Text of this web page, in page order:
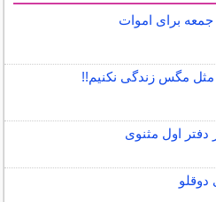
برای اموات
مثل مگس زندگی نکنیم!!
دفتر اول مثنوی